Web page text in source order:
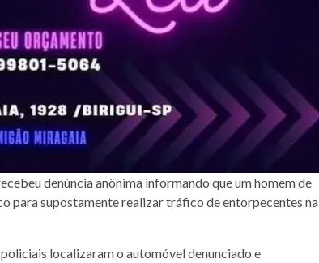
denúncia anônima informando que um homem de
para supostamente realizar tráfico de entorpecentes na
localizaram o automóvel denunciado e